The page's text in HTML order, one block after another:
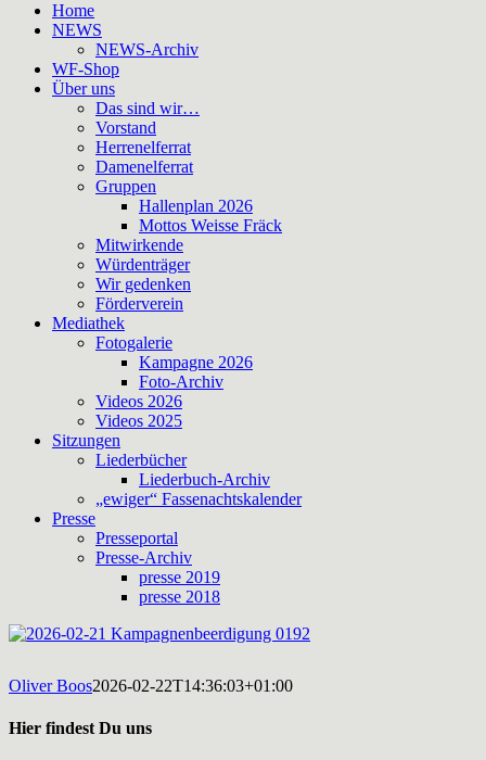
Home
NEWS
NEWS-Archiv
WF-Shop
Über uns
Das sind wir…
Vorstand
Herrenelferrat
Damenelferrat
Gruppen
Hallenplan 2026
Mottos Weisse Fräck
Mitwirkende
Würdenträger
Wir gedenken
Förderverein
Mediathek
Fotogalerie
Kampagne 2026
Foto-Archiv
Videos 2026
Videos 2025
Sitzungen
Liederbücher
Liederbuch-Archiv
„ewiger“ Fassenachtskalender
Presse
Presseportal
Presse-Archiv
presse 2019
presse 2018
Oliver Boos2026-02-22T14:36:03+01:00
Hier findest Du uns